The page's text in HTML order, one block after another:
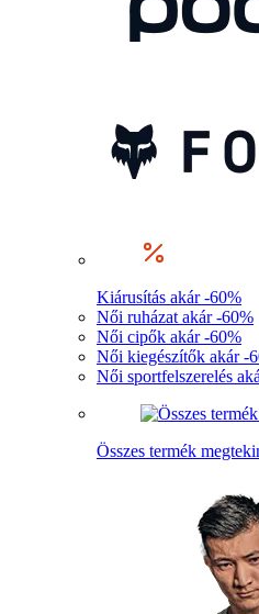
Kiárusítás akár -60%
Női ruházat akár -60%
Női cipők akár -60%
Női kiegészítők akár -
Női sportfelszerelés
Összes termék